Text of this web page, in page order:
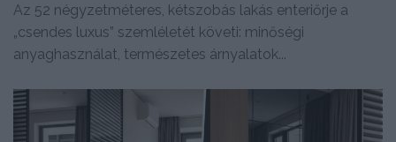
Az 52 négyzetméteres, kétszobás lakás enteriőrje a
„csendes luxus” szemléletét követi: minőségi
anyaghasználat, természetes árnyalatok...